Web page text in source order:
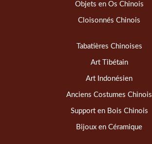
Objets en Os Chinois
Cloisonnés Chinois
Tabatières Chinoises
Art Tibétain
Art Indonésien
Anciens Costumes Chinois
Support en Bois Chinois
Bijoux en Céramique